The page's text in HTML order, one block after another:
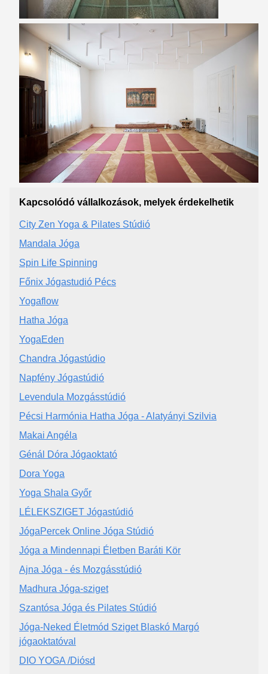
Kapcsolódó vállalkozások, melyek érdekelhetik
City Zen Yoga & Pilates Stúdió
Mandala Jóga
Spin Life Spinning
Főnix Jógastudió Pécs
Yogaflow
Hatha Jóga
YogaEden
Chandra Jógastúdio
Napfény Jógastúdió
Levendula Mozgásstúdió
Pécsi Harmónia Hatha Jóga - Alatyányi Szilvia
Makai Angéla
Génál Dóra Jógaoktató
Dora Yoga
Yoga Shala Győr
LÉLEKSZIGET Jógastúdió
JógaPercek Online Jóga Stúdió
Jóga a Mindennapi Életben Baráti Kör
Ajna Jóga - és Mozgásstúdió
Madhura Jóga-sziget
Szantósa Jóga és Pilates Stúdió
Jóga-Neked Életmód Sziget Blaskó Margó
jógaoktatóval
DIO YOGA /Diósd